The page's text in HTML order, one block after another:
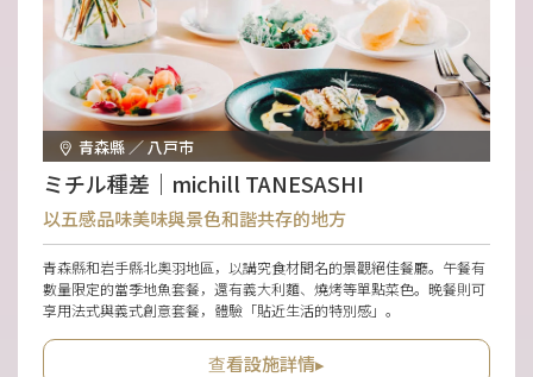
青森縣 ／ 八戸市
ミチル種差｜michill TANESASHI
以五感品味美味與景色和諧共存的地方
青森縣和岩手縣北奧羽地區，以講究食材聞名的景觀絕佳餐廳。午餐有
數量限定的當季地魚套餐，還有義大利麵、燒烤等單點菜色。晚餐則可
享用法式與義式創意套餐，體驗「貼近生活的特別感」。
查看設施詳情▸